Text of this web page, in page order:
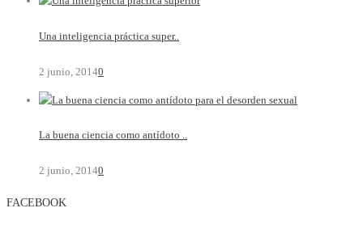
Una inteligencia práctica super..
2 junio, 20140
La buena ciencia como antídoto ..
2 junio, 20140
FACEBOOK